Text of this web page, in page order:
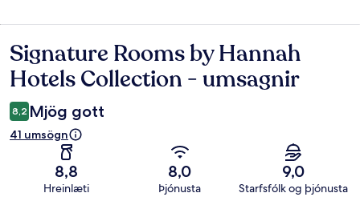
Umsagnir
Signature Rooms by Hannah
Hotels Collection - umsagnir
8,2 Mjög gott
41 umsögn
8,8
Hreinlæti
8,0
Þjónusta
9,0
Starfsfólk og þjónusta